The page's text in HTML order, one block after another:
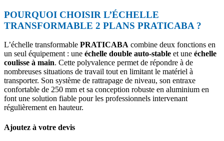
POURQUOI CHOISIR L’ÉCHELLE
TRANSFORMABLE 2 PLANS PRATICABA ?
L’échelle transformable PRATICABA combine deux fonctions en
un seul équipement : une échelle double auto-stable et une échelle
coulisse à main. Cette polyvalence permet de répondre à de
nombreuses situations de travail tout en limitant le matériel à
transporter. Son système de rattrapage de niveau, son entraxe
confortable de 250 mm et sa conception robuste en aluminium en
font une solution fiable pour les professionnels intervenant
régulièrement en hauteur.
Ajoutez à votre devis